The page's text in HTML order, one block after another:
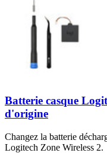
Batterie casque
d'origine
Changez la batterie
Logitech Zone Wireless 2.